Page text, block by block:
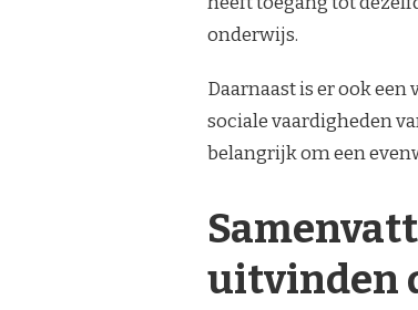
onderwijs.
Daarnaast is er ook
sociale vaardigheden
belangrijk om een
uitvinden